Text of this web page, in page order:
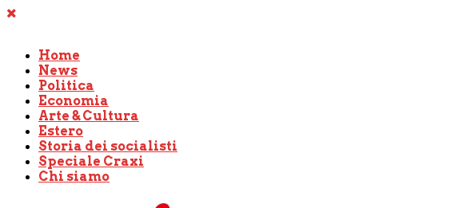
Home
News
Politica
Economia
Arte & Cultura
Estero
Storia dei socialisti
Speciale Craxi
Chi siamo